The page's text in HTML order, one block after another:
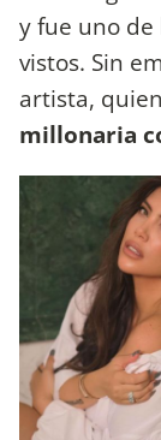
y fue uno de
vistos. Sin
artista,
millonaria